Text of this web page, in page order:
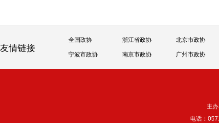
友情链接
全国政协 浙江省政协 北京市政协
宁波市政协 南京市政协 广州市政协
主
电话：